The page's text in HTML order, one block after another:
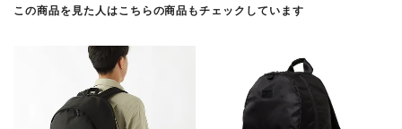
この商品を見た人はこちらの商品もチェックしています